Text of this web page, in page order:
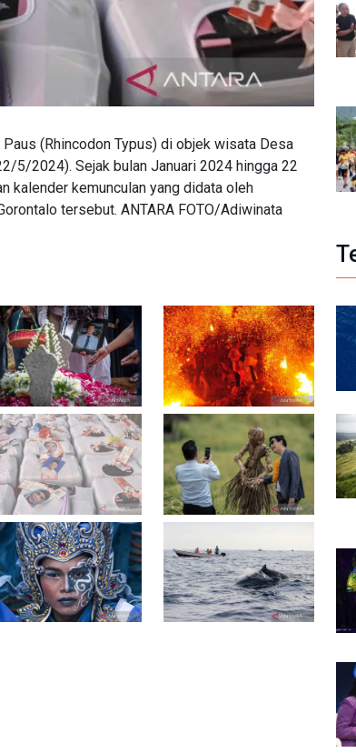
(Rhincodon Typus) di objek wisata Desa
5/2024). Sejak bulan Januari 2024 hingga 22
kalender kemunculan yang didata oleh
tersebut. ANTARA FOTO/Adiwinata